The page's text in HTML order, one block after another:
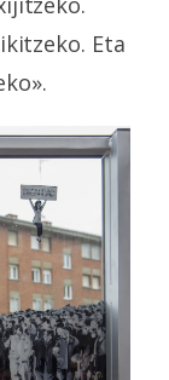
Eta